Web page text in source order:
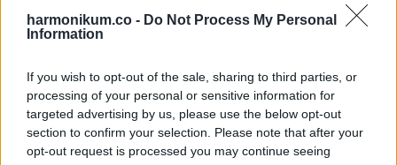
harmonikum.co - Do Not Process My Personal
Information
If you wish to opt-out of the sale, sharing to third parties, or
processing of your personal or sensitive information for
targeted advertising by us, please use the below opt-out
section to confirm your selection. Please note that after your
opt-out request is processed you may continue seeing
a dolgokat.
látsz
Lehet, hogy csak átfutottad a képet, vagy egyszerűen nem
kapott el a feladat.